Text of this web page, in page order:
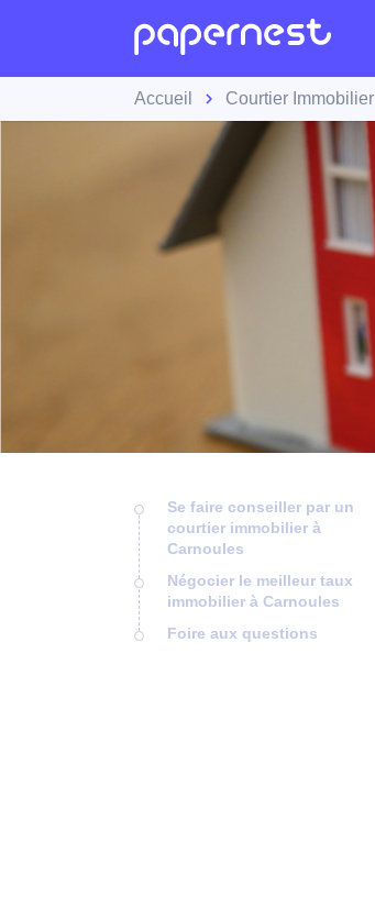
Accueil Courtier Immobilier
Se faire conseiller par un
courtier immobilier à
Carnoules
Négocier le meilleur taux
immobilier à Carnoules
Foire aux questions